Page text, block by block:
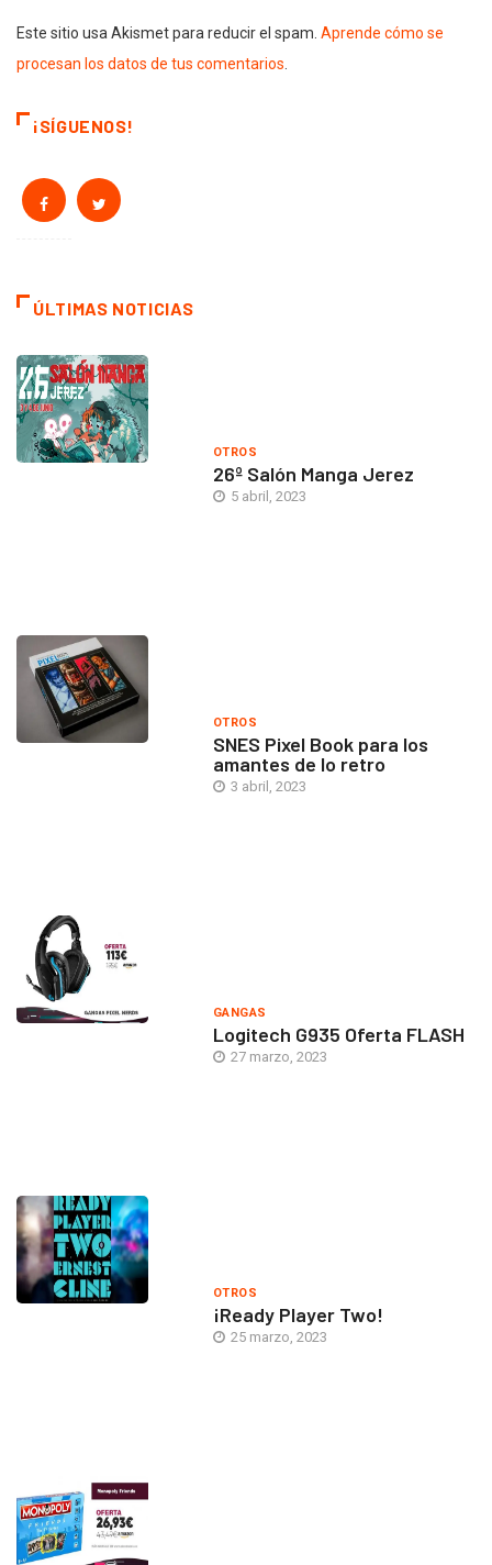
Este sitio usa Akismet para reducir el spam. Aprende cómo se
procesan los datos de tus comentarios
¡SÍGUENOS!
ÚLTIMAS NOTICIAS
OTROS
26º Salón Manga Jerez
5 abril, 2023
OTROS
SNES Pixel Book para los
amantes de lo retro
3 abril, 2023
GANGAS
Logitech G935 Oferta FLASH
27 marzo, 2023
OTROS
¡Ready Player Two!
25 marzo, 2023